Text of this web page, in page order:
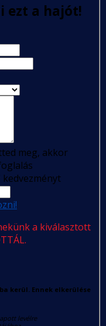
ezt a hajót!
meg, akkor
a kiválasztott
kerül. Ennek elkerülése
levélre